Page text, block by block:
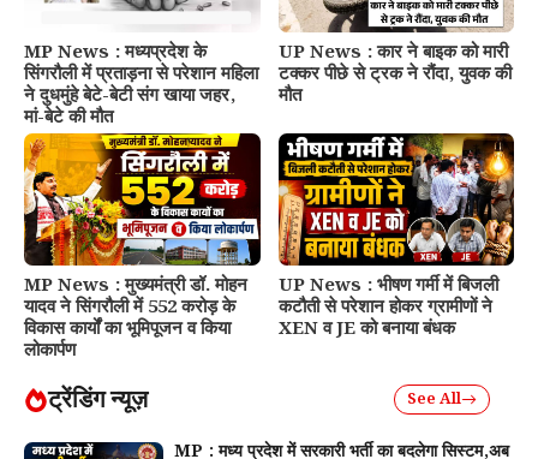
MP News : मध्यप्रदेश के
सिंगरौली में प्रताड़ना से परेशान महिला
ने दुधमुंहे बेटे-बेटी संग खाया जहर,
मां-बेटे की मौत
UP News : कार ने बाइक को मारी
टक्कर पीछे से ट्रक ने रौंदा, युवक की
मौत
MP News : मुख्यमंत्री डॉ. मोहन
यादव ने सिंगरौली में 552 करोड़ के
विकास कार्यों का भूमिपूजन व किया
लोकार्पण
UP News : भीषण गर्मी में बिजली
कटौती से परेशान होकर ग्रामीणों ने
XEN व JE को बनाया बंधक
ट्रेंडिंग न्यूज़ See All
MP : मध्य प्रदेश में सरकारी भर्ती का बदलेगा सिस्टम,अब